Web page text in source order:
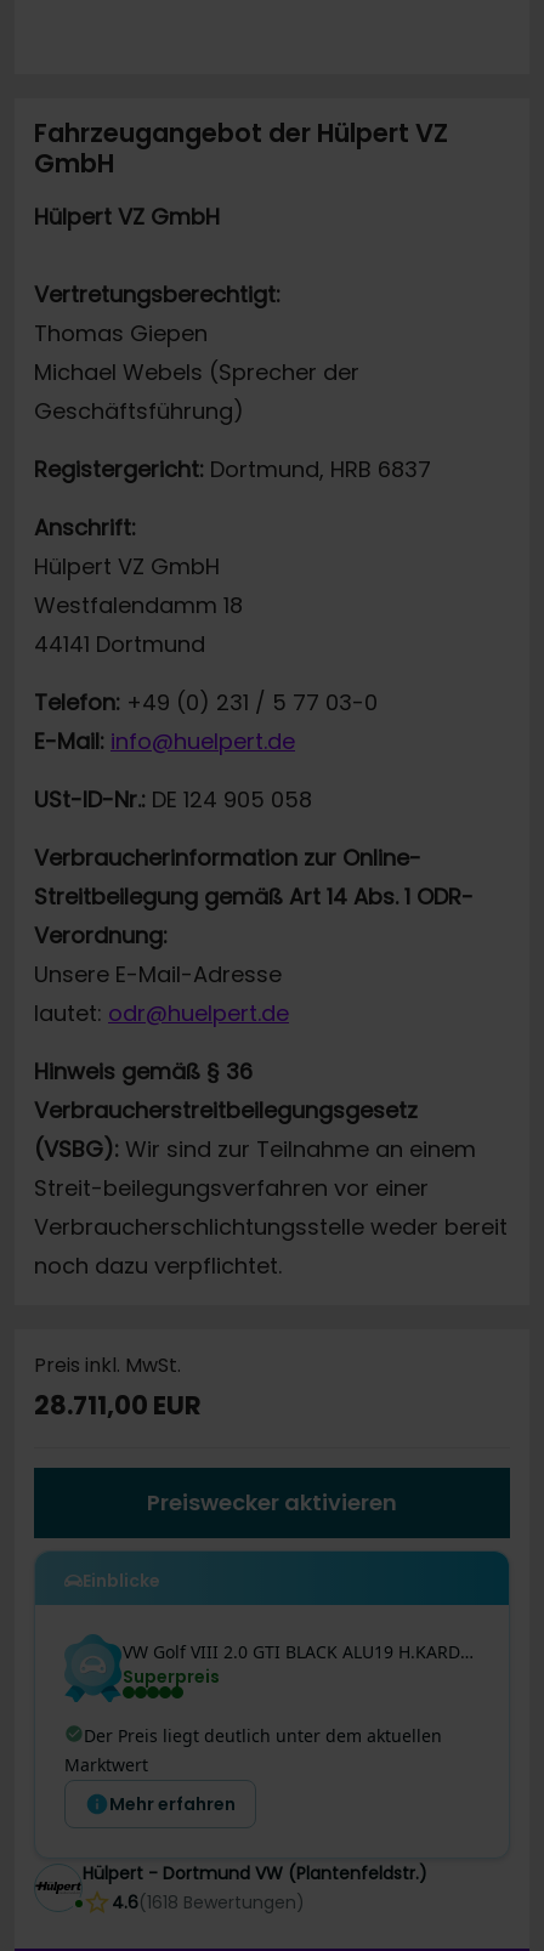
Fahrzeugangebot der Hülpert VZ
GmbH
Hülpert VZ GmbH
Vertretungsberechtigt:
Thomas Giepen
Michael Webels (Sprecher der
Geschäftsführung)
Registergericht: Dortmund, HRB 6837
Anschrift:
Hülpert VZ GmbH
Westfalendamm 18
44141 Dortmund
Telefon: +49 (0) 231 / 5 77 03-0
E-Mail: info@huelpert.de
USt-ID-Nr.: DE 124 905 058
Verbraucherinformation zur Online-
Streitbeilegung gemäß Art 14 Abs. 1 ODR-
Verordnung:
Unsere E-Mail-Adresse
lautet: odr@huelpert.de
Hinweis gemäß § 36
Verbraucherstreitbeilegungsgesetz
(VSBG): Wir sind zur Teilnahme an einem
Streit-beilegungsverfahren vor einer
Verbraucherschlichtungsstelle weder bereit
noch dazu verpflichtet.
Preis inkl. MwSt.
28.711,00 EUR
Preiswecker aktivieren
Einblicke
VW Golf VIII 2.0 GTI BLACK ALU19 H.KARDON BLACK
Superpreis
Der Preis liegt deutlich unter dem aktuellen
Marktwert
Mehr erfahren
Hülpert - Dortmund VW (Plantenfeldstr.)
4.6(1618 Bewertungen)